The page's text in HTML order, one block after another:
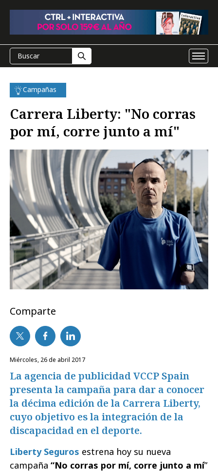
Campañas
Carrera Liberty: "No corras
por mí, corre junto a mí"
Comparte
miércoles, 26 de abril 2017
La agencia de publicidad VCCP Spain
presenta la campaña para dar a conocer
la décima edición de la Carrera Liberty,
cuyo objetivo es la integración de la
discapacidad en el deporte.
Liberty Seguros estrena hoy su nueva
campaña “No corras por mí, corre junto a mí”